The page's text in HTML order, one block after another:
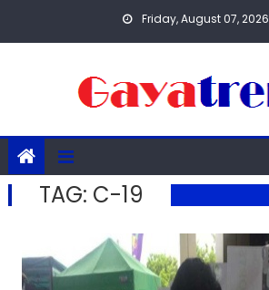
Friday, August 07, 2026
TAG: C-19